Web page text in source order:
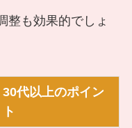
整も効果的でしょ
30代以上のポイン
ト